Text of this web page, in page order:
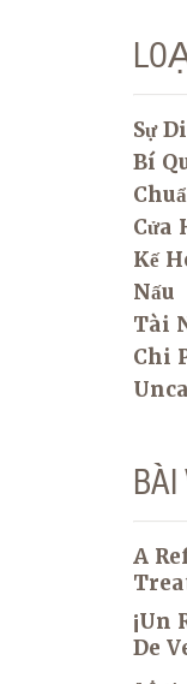
Sự
Bí
Cửa
Kế
Nấu
Tài
Chi
A
¡Un
De